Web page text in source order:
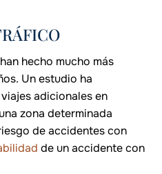
hecho mucho más
Un estudio ha
adicionales en
zona determinada
de accidentes con
de un accidente con